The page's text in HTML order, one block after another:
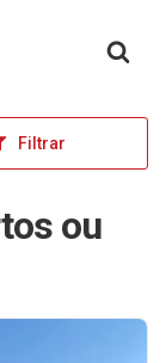
Filtrar
ou